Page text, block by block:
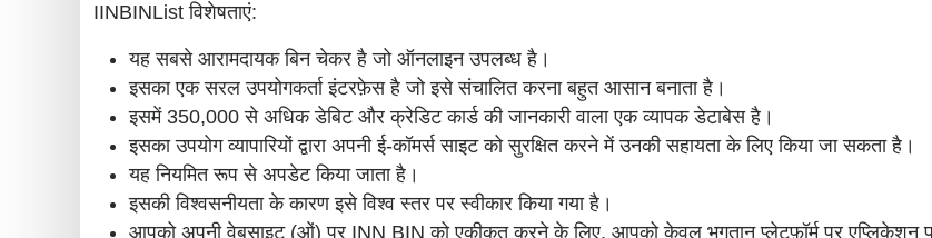
IINBINList विशेषताएं:
यह सबसे आरामदायक बिन चेकर है जो ऑनलाइन उपलब्ध है।
इसका एक सरल उपयोगकर्ता इंटरफ़ेस है जो इसे संचालित करना बहुत आसान बनाता है।
इसमें 350,000 से अधिक डेबिट और क्रेडिट कार्ड की जानकारी वाला एक व्यापक डेटाबेस है।
इसका उपयोग व्यापारियों द्वारा अपनी ई-कॉमर्स साइट को सुरक्षित करने में उनकी सहायता के लिए किया जा सकता है।
यह नियमित रूप से अपडेट किया जाता है।
इसकी विश्वसनीयता के कारण इसे विश्व स्तर पर स्वीकार किया गया है।
आपको अपनी वेबसाइट (ओं) पर INN BIN को एकीकृत करने के लिए, आपको केवल भुगतान प्लेटफ़ॉर्म पर एप्लिकेशन